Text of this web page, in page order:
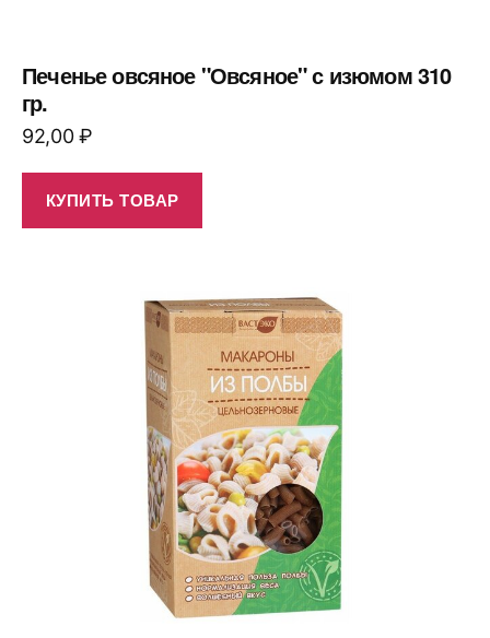
Печенье овсяное "Овсяное" с изюмом 310
гр.
92,00₽
КУПИТЬ ТОВАР